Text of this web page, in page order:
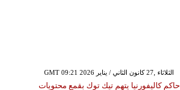
GMT 09:21 2026 الثلاثاء ,27 كانون الثاني / يناير
حاكم كاليفورنيا يتهم تيك توك بقمع محتويات